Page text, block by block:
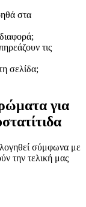
στα
τις
σελίδα;
για
σύμφωνα με
την τελική μας